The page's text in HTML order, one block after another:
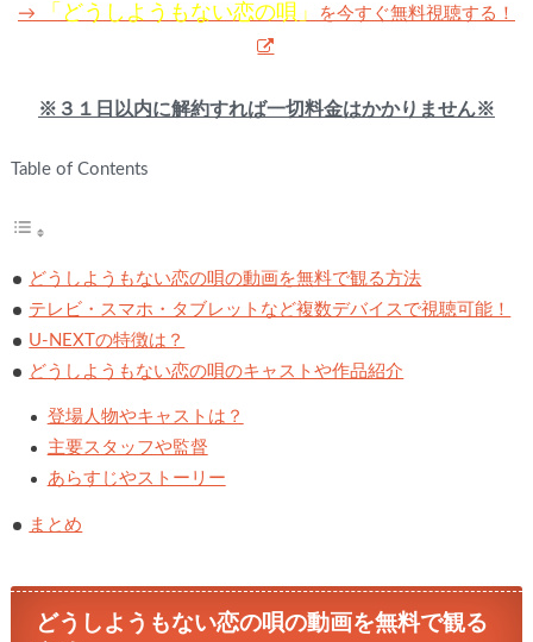
→ 「どうしようもない恋の唄」 を今すぐ無料視聴する！
※３１日以内に解約すれば一切料金はかかりません※
Table of Contents
どうしようもない恋の唄の動画を無料で観る方法
テレビ・スマホ・タブレットなど複数デバイスで視聴可能！
U-NEXTの特徴は？
どうしようもない恋の唄のキャストや作品紹介
登場人物やキャストは？
主要スタッフや監督
あらすじやストーリー
まとめ
どうしようもない恋の唄の動画を無料で観る